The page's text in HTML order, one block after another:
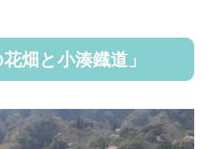
畑と小湊鐡道」